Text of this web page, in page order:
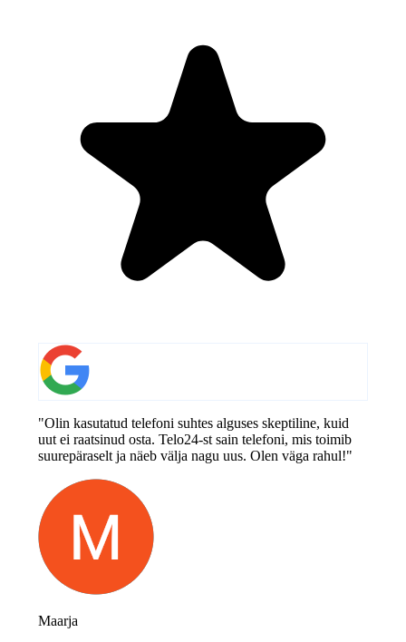
"Olin kasutatud telefoni suhtes alguses skeptiline, kuid
uut ei raatsinud osta. Telo24-st sain telefoni, mis toimib
suurepäraselt ja näeb välja nagu uus. Olen väga rahul!"
Maarja